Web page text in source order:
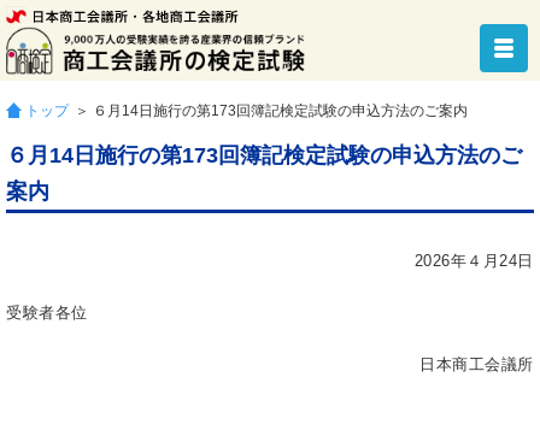
トップ ＞ ６月14日施行の第173回簿記検定試験の申込方法のご案内
６月14日施行の第173回簿記検定試験の申込方法のご
案内
2026年４月24日
受験者各位
日本商工会議所